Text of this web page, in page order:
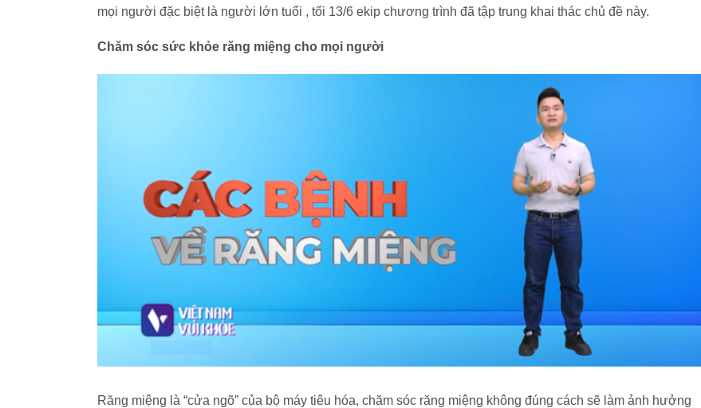
mọi người đặc biệt là người lớn tuổi , tối 13/6 ekip chương trình đã tập trung khai thác chủ đề này.
Chăm sóc sức khỏe răng miệng cho mọi người
Răng miệng là “cửa ngõ” của bộ máy tiêu hóa, chăm sóc răng miệng không đúng cách sẽ làm ảnh hưởng